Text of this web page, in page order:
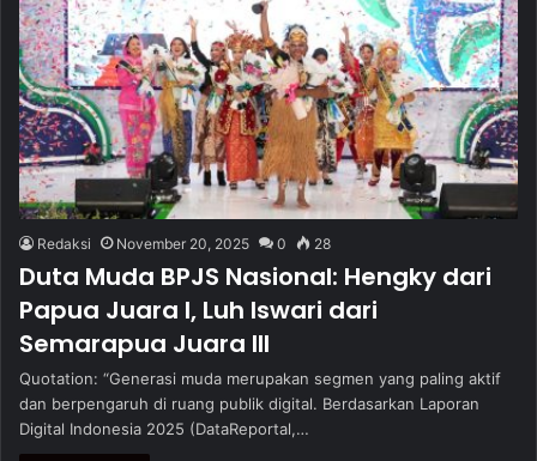
Redaksi November 20, 2025 0 28
Duta Muda BPJS Nasional: Hengky dari
Papua Juara I, Luh Iswari dari
Semarapua Juara III
Quotation: “Generasi muda merupakan segmen yang paling aktif
dan berpengaruh di ruang publik digital. Berdasarkan Laporan
Digital Indonesia 2025 (DataReportal,…